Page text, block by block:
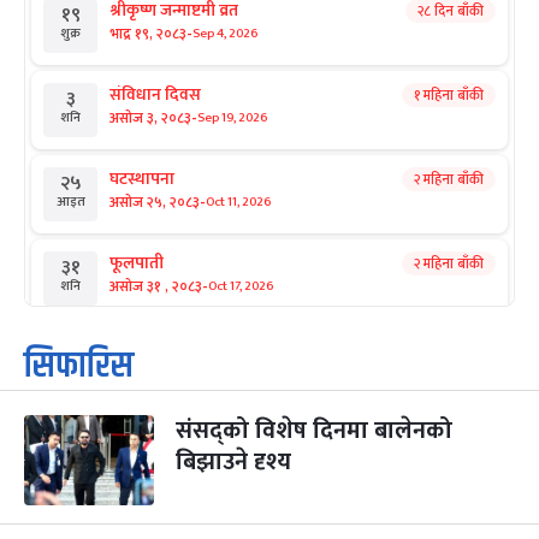
१९
शुक्र
श्रीकृष्ण जन्माष्टमी व्रत
भाद्र १९, २०८३-Sep 4, 2026
२८ दिन बाँकी
३
शनि
संविधान दिवस
असोज ३, २०८३-Sep 19, 2026
१ महिना बाँकी
२५
आइत
घटस्थापना
असोज २५, २०८३-Oct 11, 2026
२ महिना बाँकी
३१
शनि
फूलपाती
असोज ३१ , २०८३-Oct 17, 2026
२ महिना बाँकी
१
आइत
कार्तिक सङ्क्रान्ति
कार्तिक १, २०८३
३
मंगल
महानवमी
कार्तिक ३, २०८३-Oct 20, 2026
२ महिना बाँकी
४
सिफारिस
संसद्को विशेष दिनमा बालेनको
बिझाउने दृश्य